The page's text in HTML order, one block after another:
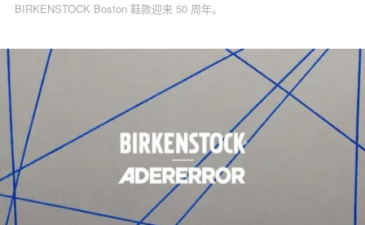
BIRKENSTOCK Boston 鞋款迎来 50 周年。